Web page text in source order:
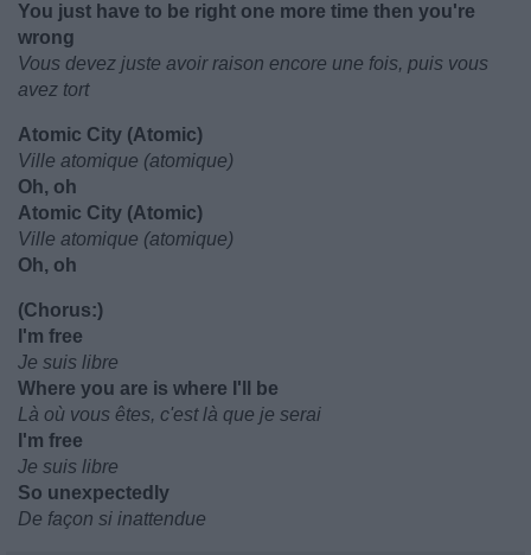
You just have to be right one more time then you're
wrong
Vous devez juste avoir raison encore une fois, puis vous
avez tort
Atomic City (Atomic)
Ville atomique (atomique)
Oh, oh
Atomic City (Atomic)
Ville atomique (atomique)
Oh, oh
(Chorus:)
I'm free
Je suis libre
Where you are is where I'll be
Là où vous êtes, c'est là que je serai
I'm free
Je suis libre
So unexpectedly
De façon si inattendue